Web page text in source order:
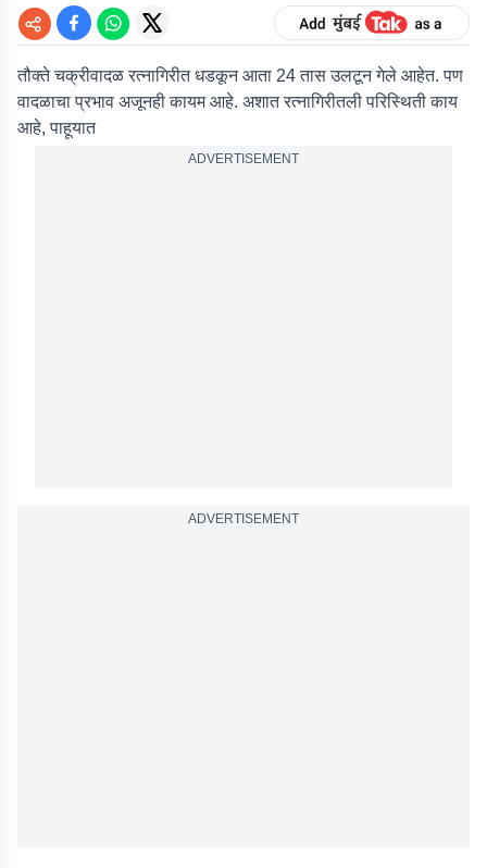
तौक्ते चक्रीवादळ रत्नागिरीत धडकून आता 24 तास उलटून गेले आहेत. पण
वादळाचा प्रभाव अजूनही कायम आहे. अशात रत्नागिरीतली परिस्थिती काय
आहे, पाहूयात
ADVERTISEMENT
ADVERTISEMENT